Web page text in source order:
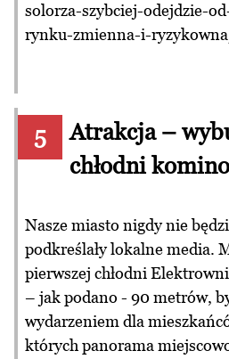
solorza-szybciej-odejdzie-
rynku-zmienna-i-
5
Atrakcja –
chłodni
Nasze miasto nigdy nie
podkreślały lokalne media.
pierwszej chłodni
– jak podano - 90 metrów,
wydarzeniem dla
których panorama